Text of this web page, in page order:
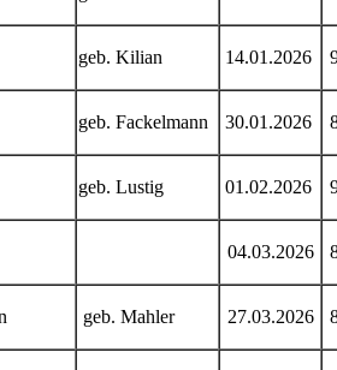
geb. Kilian 14.01.2026
geb. Fackelmann 30.01.2026
geb. Lustig 01.02.2026
04.03.2026
geb. Mahler 27.03.2026